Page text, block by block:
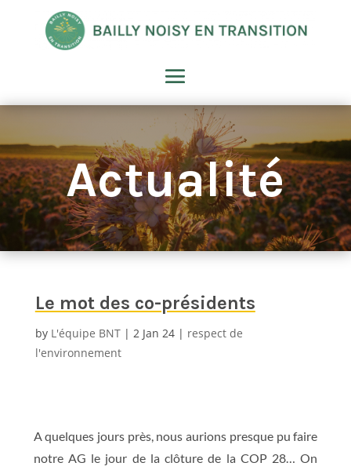
Actualité
Le mot des co-présidents
by L'équipe BNT 2 Jan 24
respect de
l'environnement
A quelques jours près, nous aurions presque pu faire
notre AG le jour de la clôture de la COP 28… On